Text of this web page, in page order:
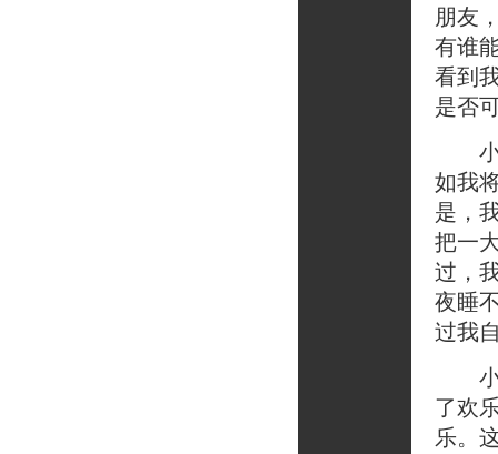
朋友
有谁
看到
是否
小
如我
是，
把一
过，
夜睡
过我
小
了欢
乐。